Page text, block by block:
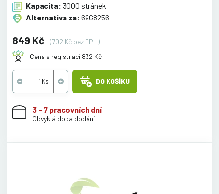
Kapacita: 3000 stránek
Alternativa za: 69G8256
849 Kč
(702 Kč bez DPH)
Cena s registrací 832 Kč
DO KOŠÍKU
3 - 7 pracovních dní
Obvyklá doba dodání